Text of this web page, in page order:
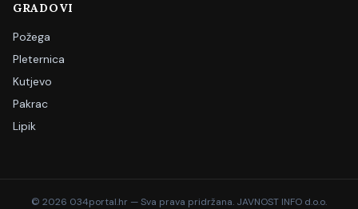
GRADOVI
Požega
Pleternica
Kutjevo
Pakrac
Lipik
© 2026 034portal.hr — Sva prava pridržana. JAVNOST INFO d.o.o.